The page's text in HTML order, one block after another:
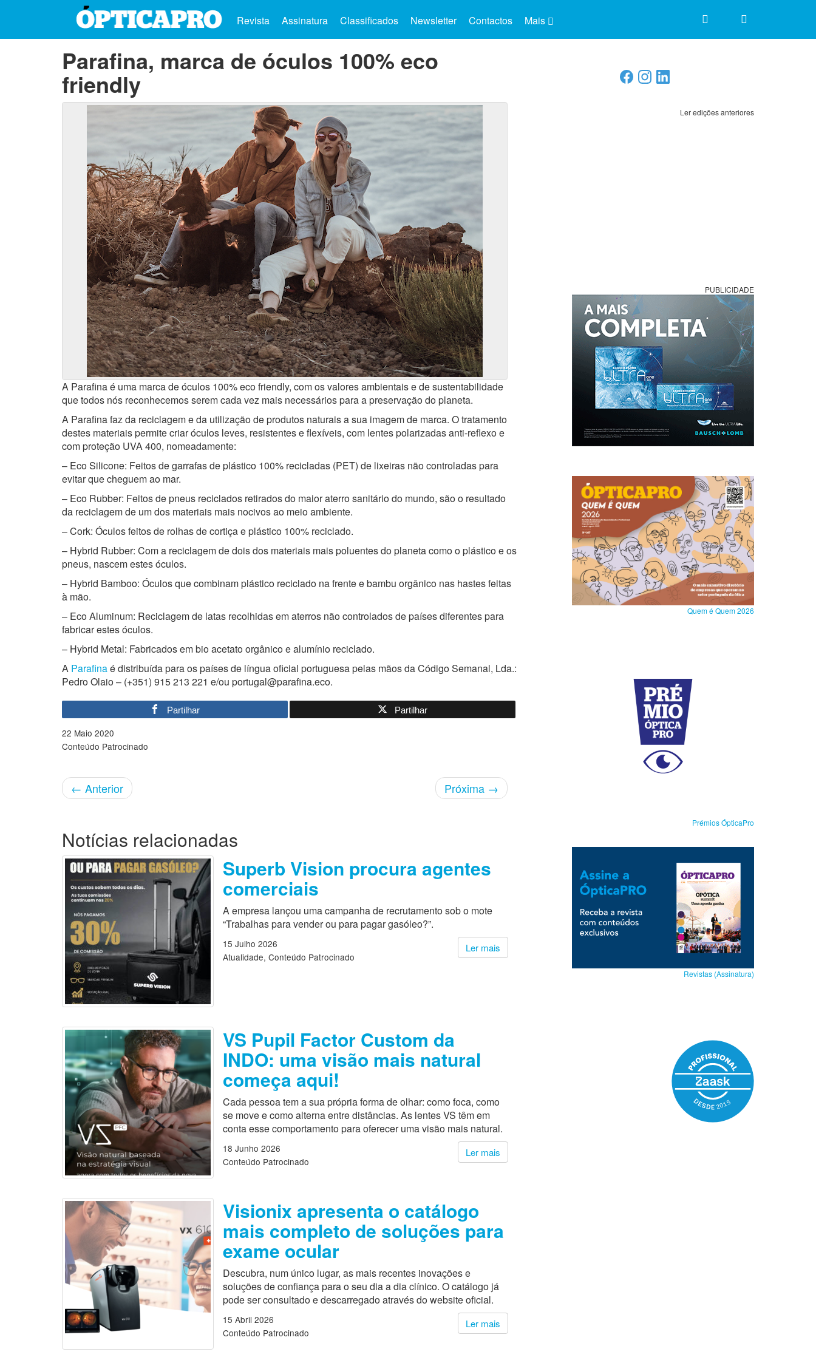
Mais
Revista Assinatura Classificados Newsletter Contactos
Parafina, marca de óculos 100% eco
friendly
A Parafina é uma marca de óculos 100% eco friendly, com os valores ambientais e de sustentabilidade
que todos nós reconhecemos serem cada vez mais necessários para a preservação do planeta.
A Parafina faz da reciclagem e da utilização de produtos naturais a sua imagem de marca. O tratamento
destes materiais permite criar óculos leves, resistentes e flexíveis, com lentes polarizadas anti-reflexo e
com proteção UVA 400, nomeadamente:
– Eco Silicone: Feitos de garrafas de plástico 100% recicladas (PET) de lixeiras não controladas para
evitar que cheguem ao mar.
– Eco Rubber: Feitos de pneus reciclados retirados do maior aterro sanitário do mundo, são o resultado
da reciclagem de um dos materiais mais nocivos ao meio ambiente.
– Cork: Óculos feitos de rolhas de cortiça e plástico 100% reciclado.
– Hybrid Rubber: Com a reciclagem de dois dos materiais mais poluentes do planeta como o plástico e os
pneus, nascem estes óculos.
– Hybrid Bamboo: Óculos que combinam plástico reciclado na frente e bambu orgânico nas hastes feitas
à mão.
– Eco Aluminum: Reciclagem de latas recolhidas em aterros não controlados de países diferentes para
fabricar estes óculos.
– Hybrid Metal: Fabricados em bio acetato orgânico e alumínio reciclado.
A Parafinaé distribuída para os países de língua oficial portuguesa pelas mãos da Código Semanal, Lda.:
Pedro Olaio – (+351) 915 213 221 e/ou portugal@parafina.eco.
Partilhar Partilhar
22 Maio 2020
Conteúdo Patrocinado
← Anterior Próxima →
Ler edições anteriores
PUBLICIDADE
Quem é Quem 2026
Prémios ÓpticaPro
Revistas (Assinatura)
Notícias relacionadas
Superb Vision procura agentes
comerciais
A empresa lançou uma campanha de recrutamento sob o mote
“Trabalhas para vender ou para pagar gasóleo?”.
Ler mais
15 Julho 2026
Atualidade Conteúdo Patrocinado
VS Pupil Factor Custom da
INDO: uma visão mais natural
começa aqui!
Cada pessoa tem a sua própria forma de olhar: como foca, como
se move e como alterna entre distâncias. As lentes VS têm em
conta esse comportamento para oferecer uma visão mais natural.
Ler mais
18 Junho 2026
Conteúdo Patrocinado
Visionix apresenta o catálogo
mais completo de soluções para
exame ocular
Descubra, num único lugar, as mais recentes inovações e
soluções de confiança para o seu dia a dia clínico. O catálogo já
pode ser consultado e descarregado através do website oficial.
Ler mais
15 Abril 2026
Conteúdo Patrocinado